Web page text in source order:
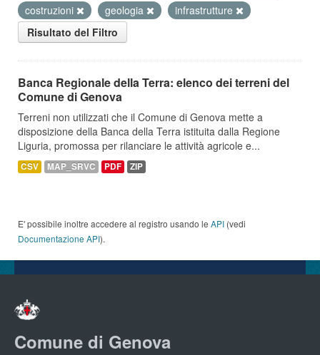
costruzioni
geologia
infrastrutture
Risultato del Filtro
Banca Regionale della Terra: elenco dei terreni del
Comune di Genova
Terreni non utilizzati che il Comune di Genova mette a
disposizione della Banca della Terra istituita dalla Regione
Liguria, promossa per rilanciare le attività agricole e...
CSV MAP_SRVC PDF ZIP
E' possibile inoltre accedere al registro usando le API (vedi
Documentazione API).
Comune di Genova